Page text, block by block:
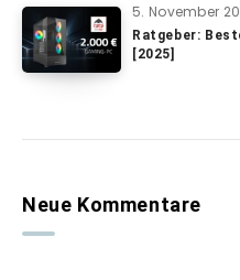
5. November
Ratgeber:
[2025]
Neue Kommentare